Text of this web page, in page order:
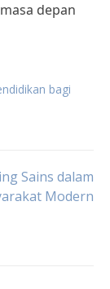
depan
bagi
Sains dalam
Modern